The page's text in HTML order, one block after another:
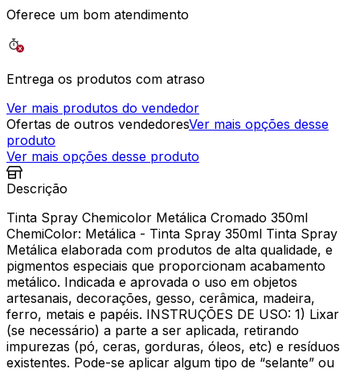
Oferece um bom atendimento
Entrega os produtos com atraso
Ver mais produtos do vendedor
Ofertas de outros vendedoresVer mais opções desse
produto
Ver mais opções desse produto
Descrição
Tinta Spray Chemicolor Metálica Cromado 350ml
ChemiColor: Metálica - Tinta Spray 350ml Tinta Spray
Metálica elaborada com produtos de alta qualidade, e
pigmentos especiais que proporcionam acabamento
metálico. Indicada e aprovada o uso em objetos
artesanais, decorações, gesso, cerâmica, madeira,
ferro, metais e papéis. INSTRUÇÕES DE USO: 1) Lixar
(se necessário) a parte a ser aplicada, retirando
impurezas (pó, ceras, gorduras, óleos, etc) e resíduos
existentes. Pode-se aplicar algum tipo de “selante” ou